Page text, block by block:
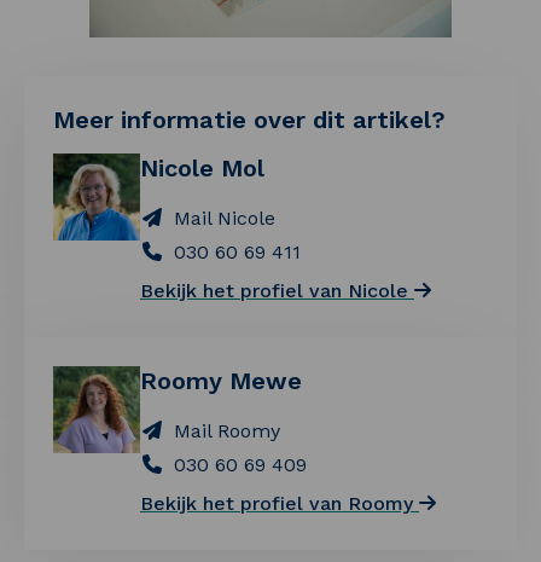
Meer informatie over dit artikel?
Nicole Mol
Mail Nicole
030 60 69 411
Bekijk het profiel van Nicole
Roomy Mewe
Mail Roomy
030 60 69 409
Bekijk het profiel van Roomy